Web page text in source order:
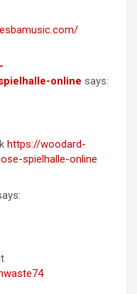
online says:
https://woodard-
spielhalle-online